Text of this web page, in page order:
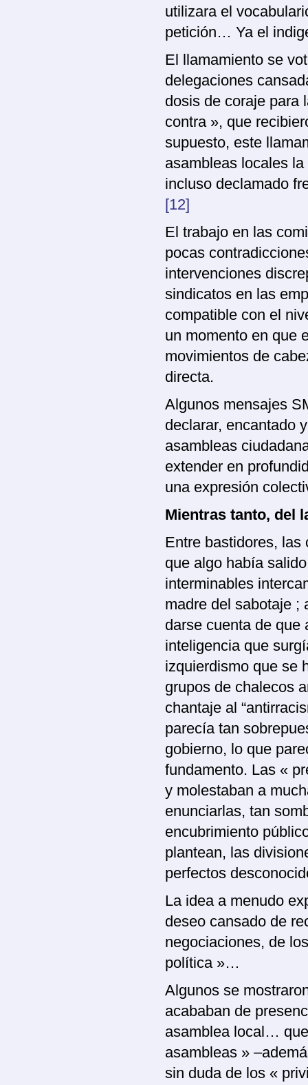
utilizara el
petición… Ya el
El llamamiento se
delegaciones
dosis de coraje para
contra », que
supuesto, este
asambleas locales
incluso declamado
[12]
El trabajo en las
pocas
intervenciones
sindicatos en las
compatible con el
un momento en que
movimientos de
directa.
Algunos mensajes
declarar, encantado
asambleas
extender en
una expresión
Mientras tanto, del
Entre bastidores, las
que algo había
interminables
madre del sabotaje ;
darse cuenta de que
inteligencia que
izquierdismo que se
grupos de chalecos
chantaje al
parecía tan
gobierno, lo que
fundamento. Las «
y molestaban a
enunciarlas, tan
encubrimiento
plantean, las
perfectos
La idea a menudo
deseo cansado de
negociaciones, de
política »…
Algunos se
acababan de
asamblea local…
asambleas »
sin duda de los «